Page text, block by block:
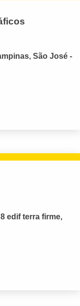
São José -
edif terra firme,